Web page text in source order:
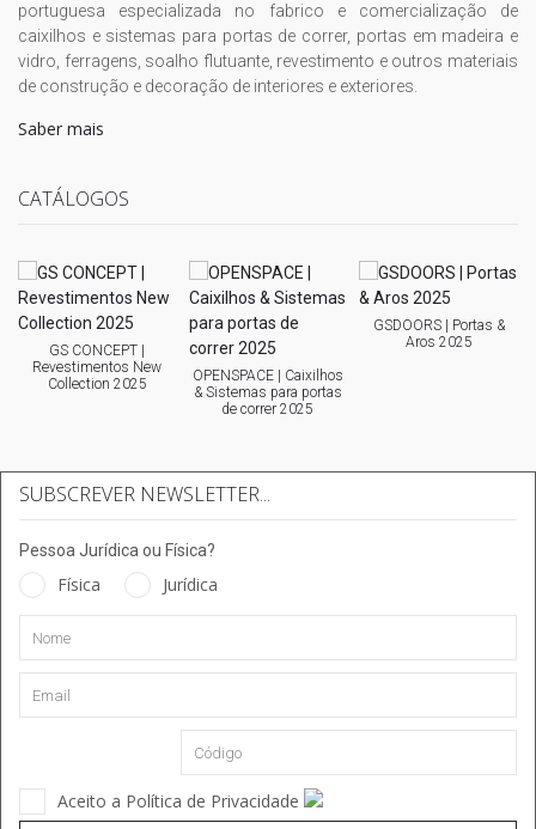
portuguesa especializada no fabrico e comercialização de
caixilhos e sistemas para portas de correr, portas em madeira e
vidro, ferragens, soalho flutuante, revestimento e outros materiais
de construção e decoração de interiores e exteriores.
Saber mais
CATÁLOGOS
GS CONCEPT |
Revestimentos New
Collection 2025
OPENSPACE | Caixilhos
& Sistemas para portas
de correr 2025
GSDOORS | Portas &
Aros 2025
SUBSCREVER NEWSLETTER...
Pessoa Jurídica ou Física?
Física Jurídica
Aceito a Política de Privacidade